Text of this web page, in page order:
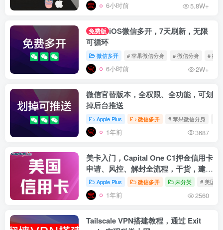
6小时前 5.8W+
免费版 iOS微信多开，7天刷新，无限
可循环
微信多开 # 苹果微信分身 # 微信分身 # 微
6小时前 2W+
微信官替版本，全权限、全功能，可划
掉后台推送
Apple Plus 微信多开 # 苹果微信分身
1年前 3687
美卡入门，Capital One C1押金信用卡
申请、风控、解封全流程，干货，建议
收藏Apple Plus 微信多开 未分类 # 美国信
1年前 2560
Tailscale VPN搭建教程，通过 Exit